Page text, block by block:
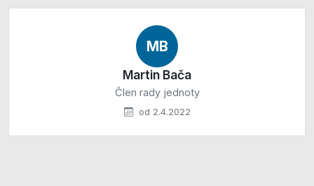
MB
Martin Bača
Člen rady jednoty
od 2.4.2022